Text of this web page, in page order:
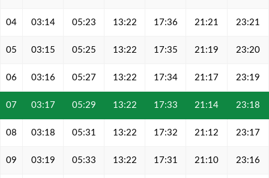
04 03:14 05:23 13:22 17:36 21:21 23:21
05 03:15 05:25 13:22 17:35 21:19 23:20
06 03:16 05:27 13:22 17:34 21:17 23:19
07 03:17 05:29 13:22 17:33 21:14 23:18
08 03:18 05:31 13:22 17:32 21:12 23:17
09 03:19 05:33 13:22 17:31 21:10 23:16